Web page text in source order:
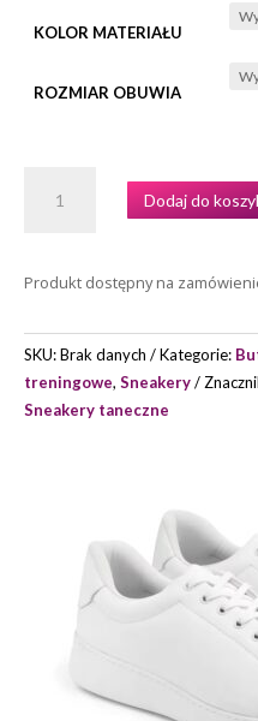
KOLOR MATERIAŁU
ROZMIAR OBUWIA
SNEAKERY
MARKI
Dodaj do
Produkt dostępny na
SKU:Brak danych Kategorie:
treningowe, Sneakery
Sneakery taneczne